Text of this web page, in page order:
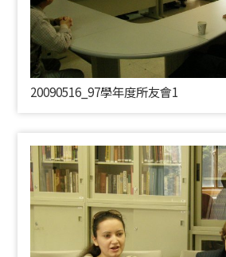
20090516_97學年度所友會1